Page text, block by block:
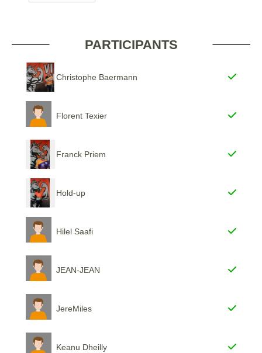
PARTICIPANTS
Christophe Baermann
Florent Texier
Franck Priem
Hold-up
Hilel Saafi
JEAN-JEAN
JereMiles
Keanu Dheilly